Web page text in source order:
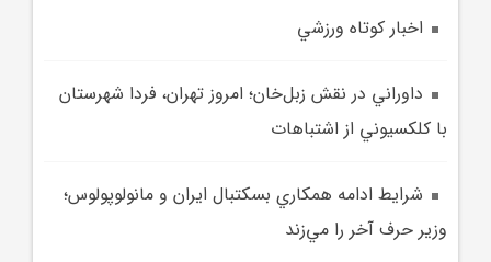
اخبار کوتاه ورزشي
داوراني در نقش زبل‌خان؛ امروز تهران، فردا شهرستان
با کلکسيوني از اشتباهات
شرايط ادامه همکاري بسکتبال ايران و مانولوپولوس؛
وزير حرف آخر را مي‌زند